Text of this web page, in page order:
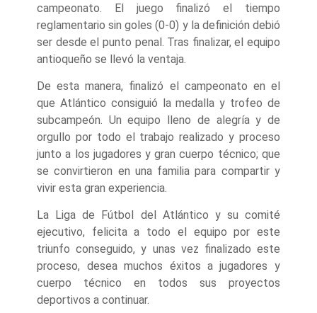
campeonato. El juego finalizó el tiempo
reglamentario sin goles (0-0) y la definición debió
ser desde el punto penal. Tras finalizar, el equipo
antioqueño se llevó la ventaja.
De esta manera, finalizó el campeonato en el
que Atlántico consiguió la medalla y trofeo de
subcampeón. Un equipo lleno de alegría y de
orgullo por todo el trabajo realizado y proceso
junto a los jugadores y gran cuerpo técnico; que
se convirtieron en una familia para compartir y
vivir esta gran experiencia.
La Liga de Fútbol del Atlántico y su comité
ejecutivo, felicita a todo el equipo por este
triunfo conseguido, y unas vez finalizado este
proceso, desea muchos éxitos a jugadores y
cuerpo técnico en todos sus proyectos
deportivos a continuar.